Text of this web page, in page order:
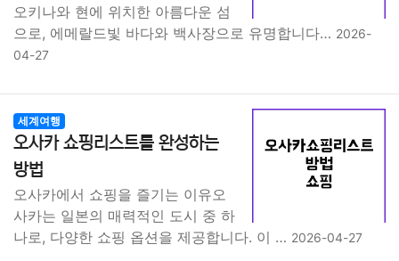
오키나와 현에 위치한 아름다운 섬
으로, 에메랄드빛 바다와 백사장으로 유명합니다… 2026-
04-27
세계여행
오사카 쇼핑리스트를 완성하는
방법
오사카에서 쇼핑을 즐기는 이유오
사카는 일본의 매력적인 도시 중 하
나로, 다양한 쇼핑 옵션을 제공합니다. 이 … 2026-04-27